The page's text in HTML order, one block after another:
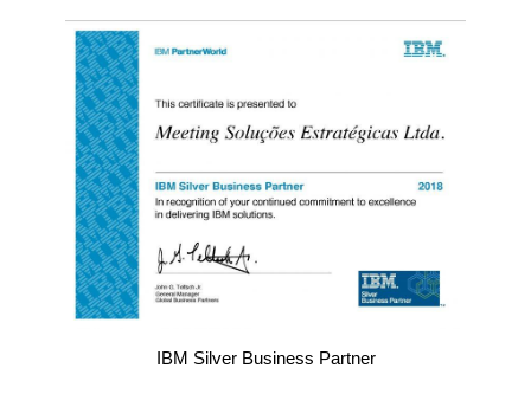
IBM Silver Business Partner